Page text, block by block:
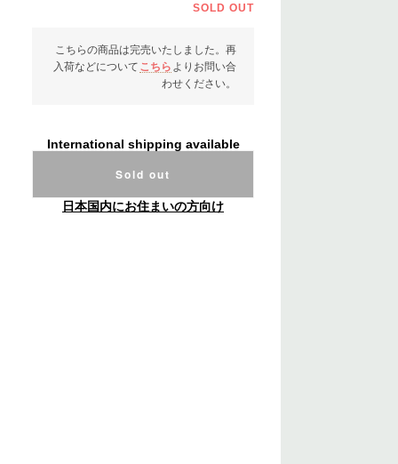
SOLD OUT
こちらの商品は完売いたしました。再
入荷などについて こちら よりお問い合
わせください。
International shipping available
Sold out
日本国内にお住まいの方向け